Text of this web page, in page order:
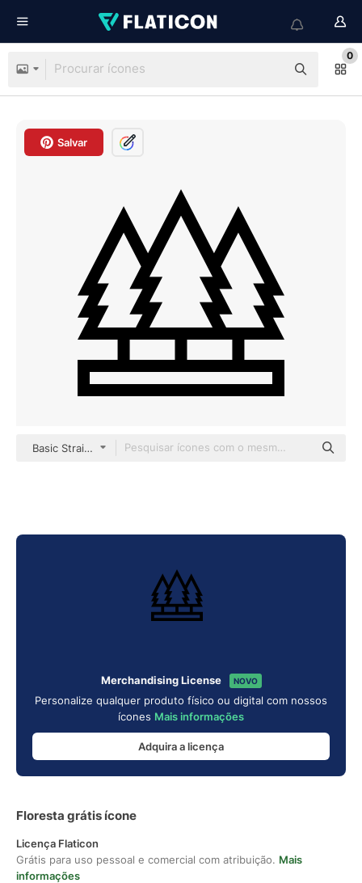
0
Salvar
Basic Straight Lineal
Merchandising License NOVO
Personalize qualquer produto físico ou digital com nossos
ícones Mais informações
Adquira a licença
Floresta grátis ícone
Licença Flaticon
Grátis para uso pessoal e comercial com atribuição. Mais
informações